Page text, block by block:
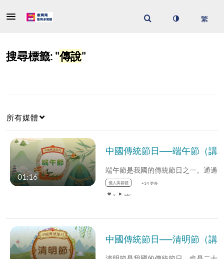
搜尋標籤: "傳說"
所有媒體
01:16
個人與群體 +14 更多
0 1,307